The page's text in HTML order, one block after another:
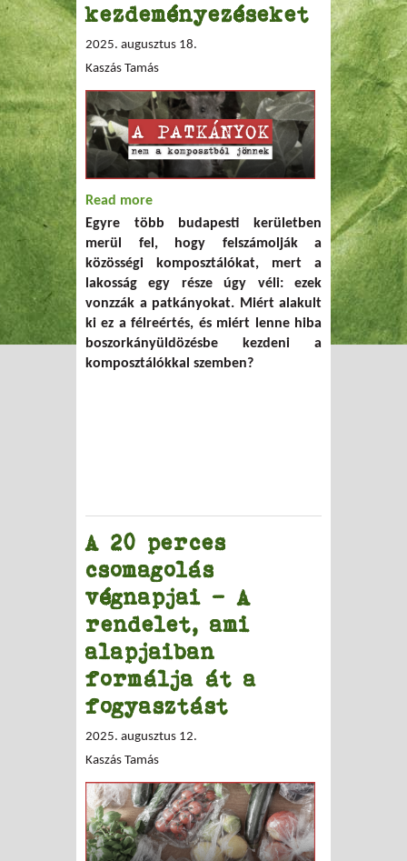
kezdeményezéseket
2025. augusztus 18.
Kaszás Tamás
Read more about A patkányok nem a komposztból
jönnek – tévhitek, amelyek veszélybe
sodorják a közösségi kezdeményezéseket
Egyre több budapesti kerületben
merül fel, hogy felszámolják a
közösségi komposztálókat, mert a
lakosság egy része úgy véli: ezek
vonzzák a patkányokat. Miért alakult
ki ez a félreértés, és miért lenne hiba
boszorkányüldözésbe kezdeni a
komposztálókkal szemben?
A 20 perces
csomagolás
végnapjai – A
rendelet, ami
alapjaiban
formálja át a
fogyasztást
2025. augusztus 12.
Kaszás Tamás